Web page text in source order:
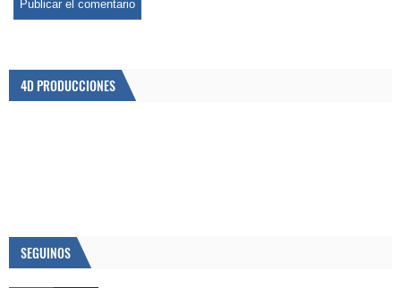
4D PRODUCCIONES
SEGUINOS